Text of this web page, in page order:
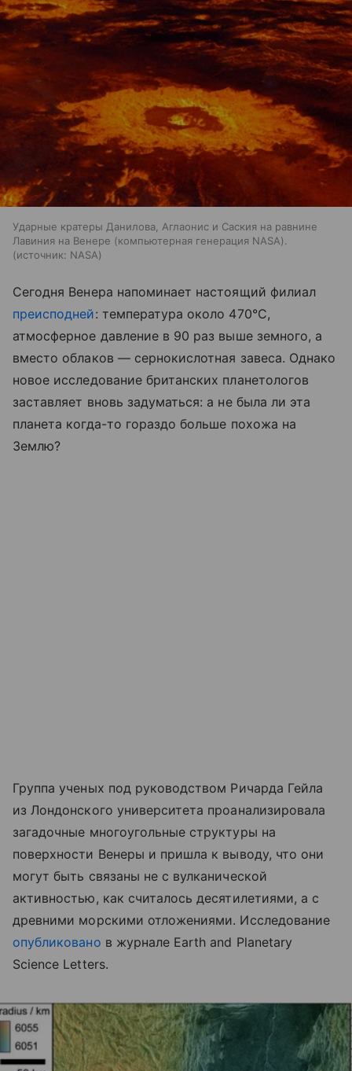
Ударные кратеры Данилова, Аглаонис и Саския на равнине
Лавиния на Венере (компьютерная генерация NASA).
источник: NASA
Сегодня Венера напоминает настоящий филиал
преисподней: температура около 470°C,
атмосферное давление в 90 раз выше земного, а
вместо облаков — сернокислотная завеса. Однако
новое исследование британских планетологов
заставляет вновь задуматься: а не была ли эта
планета когда-то гораздо больше похожа на
Землю?
Группа ученых под руководством Ричарда Гейла
из Лондонского университета проанализировала
загадочные многоугольные структуры на
поверхности Венеры и пришла к выводу, что они
могут быть связаны не с вулканической
активностью, как считалось десятилетиями, а с
древними морскими отложениями. Исследование
опубликовано в журнале Earth and Planetary
Science Letters.